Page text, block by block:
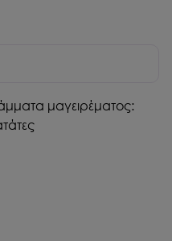
μαγειρέματος: